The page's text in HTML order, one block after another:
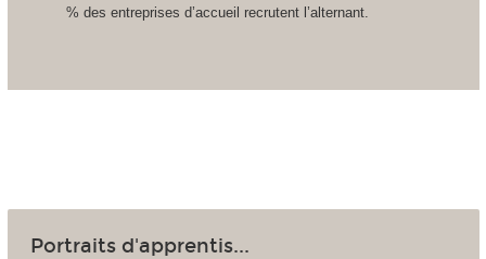
% des entreprises d’accueil recrutent l’alternant.
Portraits d'apprentis...